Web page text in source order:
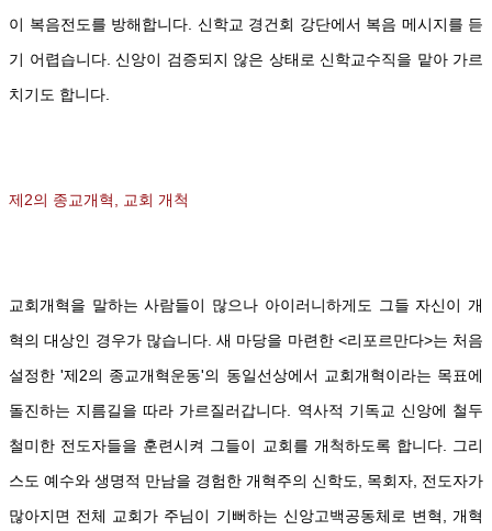
이 복음전도를 방해합니다. 신학교 경건회 강단에서 복음 메시지를 듣
기 어렵습니다. 신앙이 검증되지 않은 상태로 신학교수직을 맡아 가르
치기도 합니다.
제2의 종교개혁, 교회 개척
교회개혁을 말하는 사람들이 많으나 아이러니하게도 그들 자신이 개
혁의 대상인 경우가 많습니다. 새 마당을 마련한 <리포르만다>는 처음
설정한 '제2의 종교개혁운동'의 동일선상에서 교회개혁이라는 목표에
돌진하는 지름길을 따라 가르질러갑니다. 역사적 기독교 신앙에 철두
철미한 전도자들을 훈련시켜 그들이 교회를 개척하도록 합니다. 그리
스도 예수와 생명적 만남을 경험한 개혁주의 신학도, 목회자, 전도자가
많아지면 전체 교회가 주님이 기뻐하는 신앙고백공동체로 변혁, 개혁